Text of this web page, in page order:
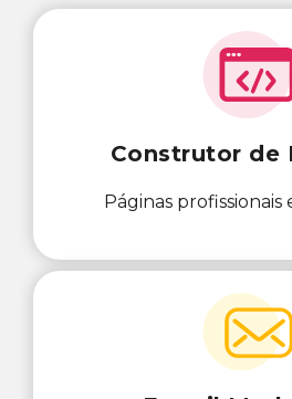
Construtor de
Páginas